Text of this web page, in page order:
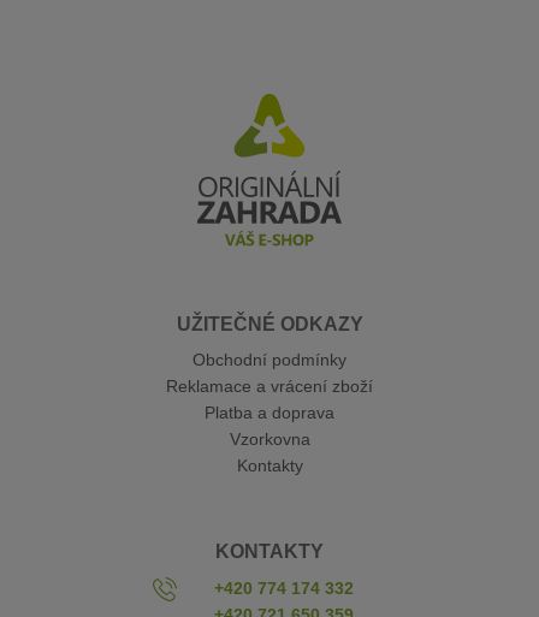
UŽITEČNÉ ODKAZY
Obchodní podmínky
Reklamace a vrácení zboží
Platba a doprava
Vzorkovna
Kontakty
KONTAKTY
+420 774 174 332